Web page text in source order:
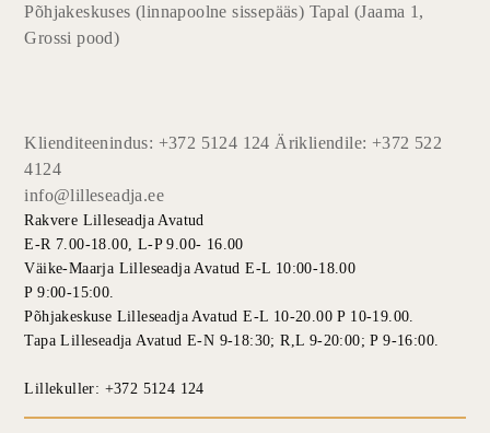
Põhjakeskuses (linnapoolne sissepääs) Tapal (Jaama 1,
Grossi pood)
Klienditeenindus: +372 5124 124 Ärikliendile: +372 522
4124
info@lilleseadja.ee
Rakvere Lilleseadja Avatud
E-R 7.00-18.00, L-P 9.00- 16.00
Väike-Maarja Lilleseadja Avatud E-L 10:00-18.00
P 9:00-15:00.
Põhjakeskuse Lilleseadja Avatud E-L 10-20.00 P 10-19.00.
Tapa Lilleseadja Avatud E-N 9-18:30; R,L 9-20:00; P 9-16:00.
Lillekuller: +372 5124 124